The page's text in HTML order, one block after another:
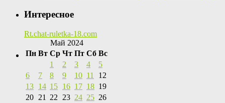
Интересное
Rt.chat-ruletka-18.com
Май 2024
Пн Вт Ср Чт Пт Сб Вс
1
2 3 4
5
6
7 8 9 10 11
12
13 14 15 16 17 18 19
20 21 22 23 24 25 26